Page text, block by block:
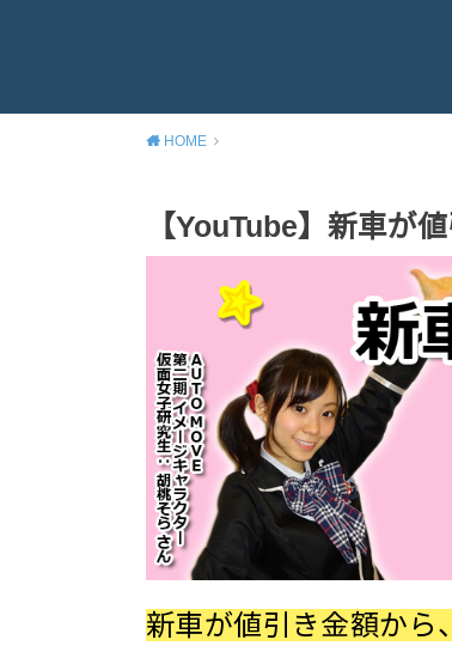
HOME
【YouTube】新車が
新車が値引き金額から